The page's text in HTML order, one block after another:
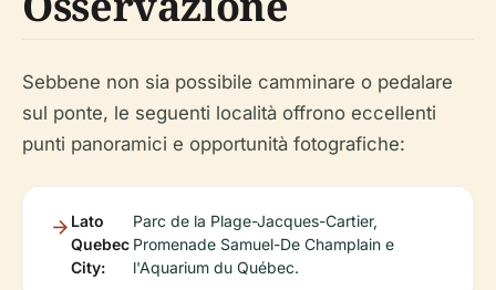
Sebbene non sia possibile camminare o pedalare
sul ponte, le seguenti località offrono eccellenti
punti panoramici e opportunità fotografiche:
Lato
Quebec
City:
Parc de la Plage-Jacques-Cartier,
Promenade Samuel-De Champlain e
l'Aquarium du Québec.